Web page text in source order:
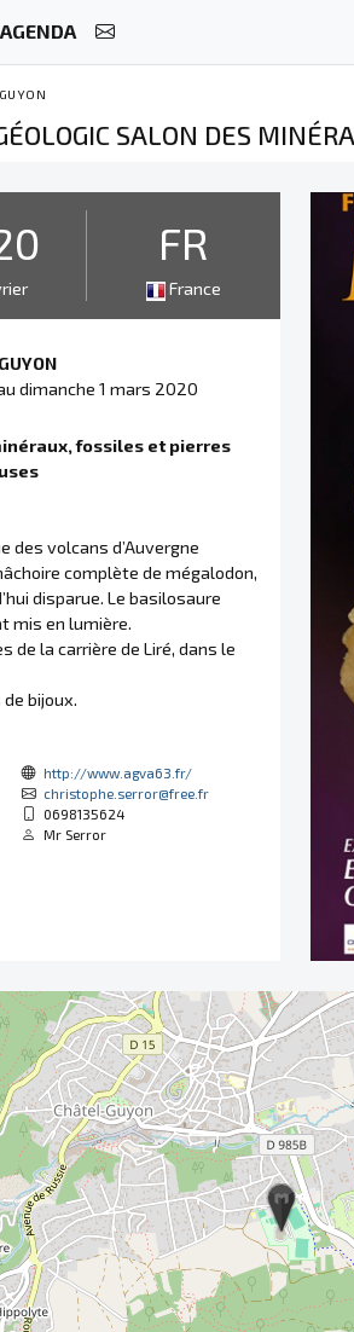
AGENDA
SALON DES
FR
France
dimanche 1 mars 2020
fossiles et pierres
des volcans d’Auvergne
complète de mégalodon,
disparue. Le basilosaure
mis en lumière.
de la carrière de Liré, dans le
bijoux.
http://www.agva63.fr/
christophe.serror@free.fr
0698135624
Mr Serror